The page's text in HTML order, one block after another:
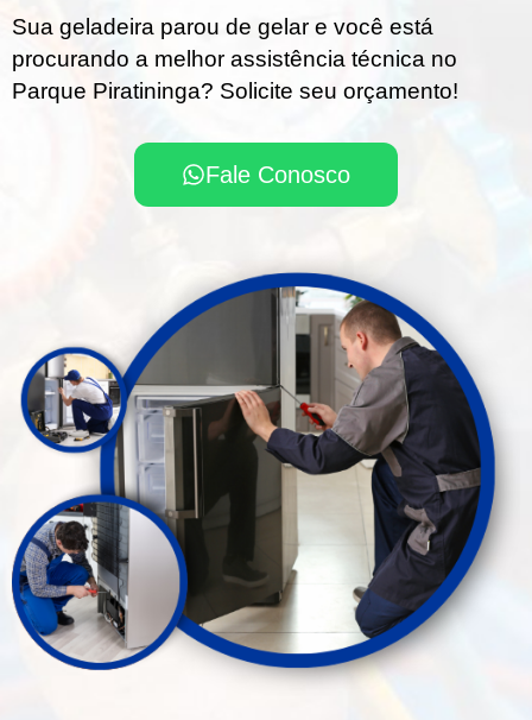
Sua geladeira parou de gelar e você está
procurando a melhor assistência técnica no
Parque Piratininga? Solicite seu orçamento!
Fale Conosco